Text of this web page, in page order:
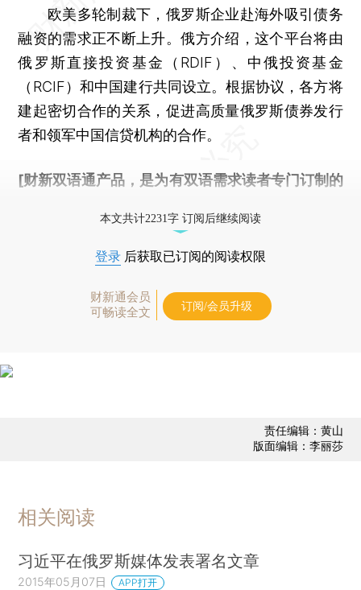
欧美多轮制裁下，俄罗斯企业赴海外吸引债务
融资的需求正不断上升。俄方介绍，这个平台将由
俄罗斯直接投资基金（RDIF）、中俄投资基金
（RCIF）和中国建行共同设立。根据协议，各方将
建起密切合作的关系，促进高质量俄罗斯债券发行
者和领军中国信贷机构的合作。
[财新双语通产品，是为有双语需求读者专门订制的
本文共计2231字 订阅后继续阅读
登录 后获取已订阅的阅读权限
财新通会员
可畅读全文
订阅/会员升级
责任编辑：黄山
版面编辑：李丽莎
相关阅读
习近平在俄罗斯媒体发表署名文章
2015年05月07日 APP打开